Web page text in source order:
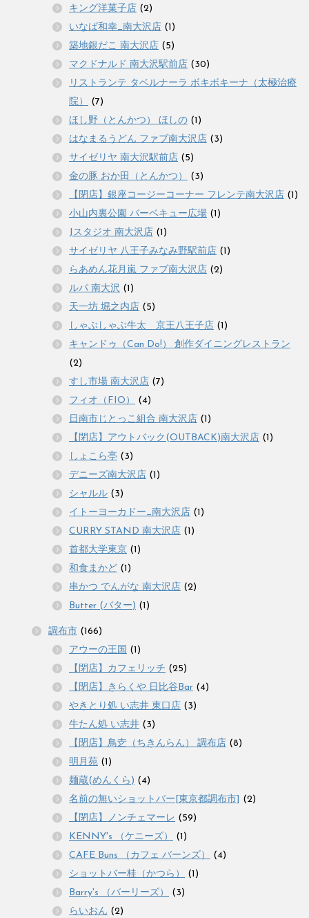
キング洋菓子店 (2)
いなば和幸_南大沢店 (1)
築地銀だこ 南大沢店 (5)
マクドナルド 南大沢駅前店 (30)
リストランテ タベルナーラ ボキボキーナ（太極治療
院）
(7)
ほし野（とんかつ） ほしの (1)
はなまるうどん ファブ南大沢店 (3)
サイゼリヤ 南大沢駅前店 (5)
金の豚 おか田（とんかつ）
(3)
【閉店】銀座コージーコーナー フレンテ南大沢店 (1)
小山内裏公園 バーベキュー広場 (1)
Jスタジオ 南大沢店 (1)
サイゼリヤ 八王子みなみ野駅前店 (1)
らあめん花月嵐 ファブ南大沢店 (2)
ルパ 南大沢 (1)
天一坊 堀之内店 (5)
しゃぶしゃぶ牛太 京王八王子店 (1)
キャンドゥ（Can Do!） 創作ダイニングレストラン
(2)
すし市場 南大沢店 (7)
フィオ（FIO）
(4)
日南市じとっこ組合 南大沢店 (1)
【閉店】アウトバック(OUTBACK)南大沢店 (1)
しょこら亭 (3)
デニーズ南大沢店 (1)
シャルル (3)
イトーヨーカドー_南大沢店 (1)
CURRY STAND 南大沢店 (1)
首都大学東京 (1)
和食まかど (1)
串かつ でんがな 南大沢店 (2)
Butter (バター) (1)
調布市 (166)
アウーの王国 (1)
【閉店】カフェリッチ (25)
【閉店】きらくや 日比谷Bar (4)
やきとり処 い志井 東口店 (3)
牛たん処 い志井 (3)
【閉店】鳥赱（ちきんらん） 調布店 (8)
明月苑 (1)
麺蔵(めんくら) (4)
名前の無いショットバー[東京都調布市]
(2)
【閉店】ノンチェマーレ (59)
KENNY's （ケニーズ）
(1)
CAFE Buns （カフェ バーンズ）
(4)
ショットバー桂（かつら）
(1)
Barry's （バーリーズ）
(3)
らいおん (2)